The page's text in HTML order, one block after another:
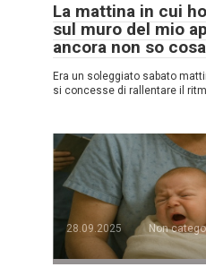
La mattina in cui
sul muro del mio
ancora non so
Era un soleggiato sabato
si concesse di rallentare il
28.09.2025
Non